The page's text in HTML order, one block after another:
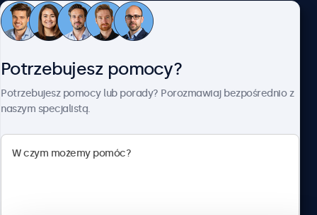
Obsługa klienta
Potrzebujesz pomocy?
Potrzebujesz pomocy lub porady? Porozmawiaj bezpośrednio z
naszym specjalistą.